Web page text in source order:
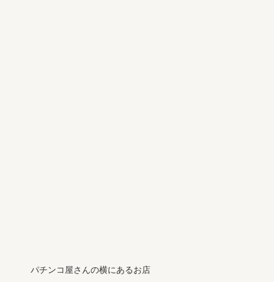
パチンコ屋さんの横にあるお店